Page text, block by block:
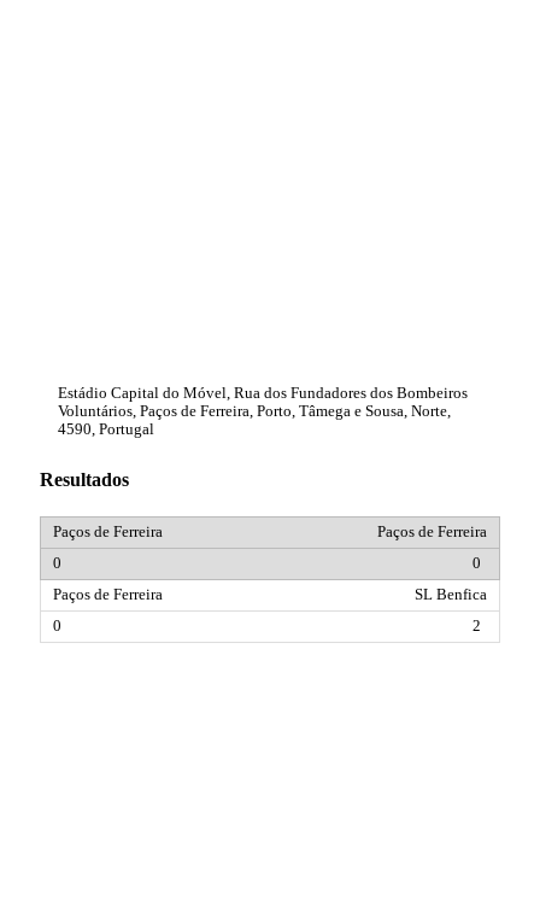
Estádio Capital do Móvel, Rua dos Fundadores dos Bombeiros
Voluntários, Paços de Ferreira, Porto, Tâmega e Sousa, Norte,
4590, Portugal
Resultados
Paços de Ferreira
0
SL Benfica
2